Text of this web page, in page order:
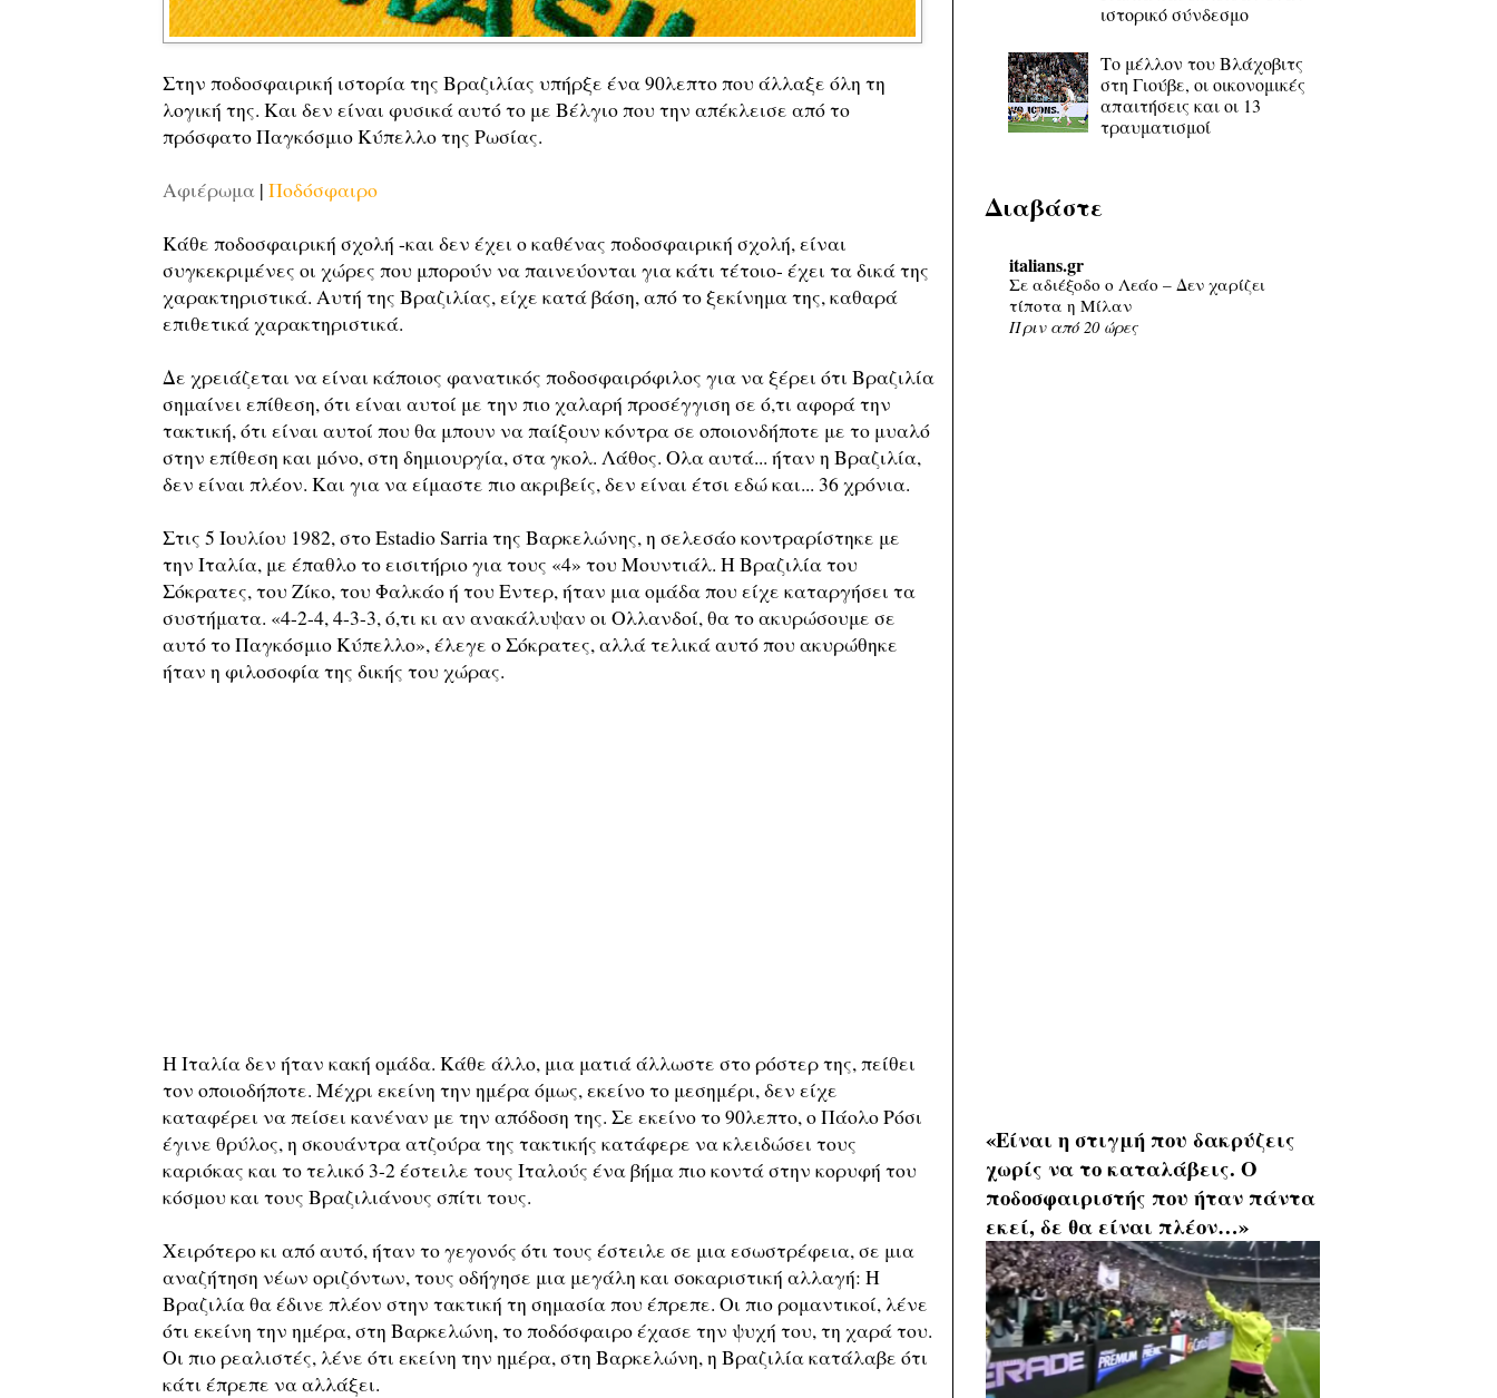
Στην ποδοσφαιρική ιστορία της Βραζιλίας υπήρξε ένα 90λεπτο που άλλαξε όλη τη
λογική της. Και δεν είναι φυσικά αυτό το με Βέλγιο που την απέκλεισε από το
πρόσφατο Παγκόσμιο Κύπελλο της Ρωσίας.
Αφιέρωμα| Ποδόσφαιρο
Κάθε ποδοσφαιρική σχολή -και δεν έχει ο καθένας ποδοσφαιρική σχολή, είναι
συγκεκριμένες οι χώρες που μπορούν να παινεύονται για κάτι τέτοιο- έχει τα δικά της
χαρακτηριστικά. Αυτή της Βραζιλίας, είχε κατά βάση, από το ξεκίνημα της, καθαρά
επιθετικά χαρακτηριστικά.
Δε χρειάζεται να είναι κάποιος φανατικός ποδοσφαιρόφιλος για να ξέρει ότι Βραζιλία
σημαίνει επίθεση, ότι είναι αυτοί με την πιο χαλαρή προσέγγιση σε ό,τι αφορά την
τακτική, ότι είναι αυτοί που θα μπουν να παίξουν κόντρα σε οποιονδήποτε με το μυαλό
στην επίθεση και μόνο, στη δημιουργία, στα γκολ. Λάθος. Ολα αυτά... ήταν η Βραζιλία,
δεν είναι πλέον. Και για να είμαστε πιο ακριβείς, δεν είναι έτσι εδώ και... 36 χρόνια.
Στις 5 Ιουλίου 1982, στο Estadio Sarria της Βαρκελώνης, η σελεσάο κοντραρίστηκε με
την Ιταλία, με έπαθλο το εισιτήριο για τους «4» του Μουντιάλ. Η Βραζιλία του
Σόκρατες, του Ζίκο, του Φαλκάο ή του Εντερ, ήταν μια ομάδα που είχε καταργήσει τα
συστήματα. «4-2-4, 4-3-3, ό,τι κι αν ανακάλυψαν οι Ολλανδοί, θα το ακυρώσουμε σε
αυτό το Παγκόσμιο Κύπελλο», έλεγε ο Σόκρατες, αλλά τελικά αυτό που ακυρώθηκε
ήταν η φιλοσοφία της δικής του χώρας.
Η Ιταλία δεν ήταν κακή ομάδα. Κάθε άλλο, μια ματιά άλλωστε στο ρόστερ της, πείθει
τον οποιοδήποτε. Μέχρι εκείνη την ημέρα όμως, εκείνο το μεσημέρι, δεν είχε
καταφέρει να πείσει κανέναν με την απόδοση της. Σε εκείνο το 90λεπτο, ο Πάολο Ρόσι
έγινε θρύλος, η σκουάντρα ατζούρα της τακτικής κατάφερε να κλειδώσει τους
καριόκας και το τελικό 3-2 έστειλε τους Ιταλούς ένα βήμα πιο κοντά στην κορυφή του
κόσμου και τους Βραζιλιάνους σπίτι τους.
Χειρότερο κι από αυτό, ήταν το γεγονός ότι τους έστειλε σε μια εσωστρέφεια, σε μια
αναζήτηση νέων οριζόντων, τους οδήγησε μια μεγάλη και σοκαριστική αλλαγή: Η
Βραζιλία θα έδινε πλέον στην τακτική τη σημασία που έπρεπε. Οι πιο ρομαντικοί, λένε
ότι εκείνη την ημέρα, στη Βαρκελώνη, το ποδόσφαιρο έχασε την ψυχή του, τη χαρά του.
Οι πιο ρεαλιστές, λένε ότι εκείνη την ημέρα, στη Βαρκελώνη, η Βραζιλία κατάλαβε ότι
κάτι έπρεπε να αλλάξει.
ιστορικό σύνδεσμο
Το μέλλον του Βλάχοβιτς
στη Γιούβε, οι οικονομικές
απαιτήσεις και οι 13
τραυματισμοί
Διαβάστε
italians.gr
Σε αδιέξοδο ο Λεάο – Δεν χαρίζει
τίποτα η Μίλαν
Πριν από 20 ώρες
«Είναι η στιγμή που δακρύζεις
χωρίς να το καταλάβεις. Ο
ποδοσφαιριστής που ήταν πάντα
εκεί, δε θα είναι πλέον…»